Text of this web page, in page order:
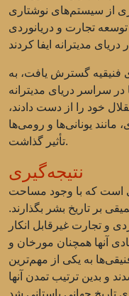
از سیستم‌های نوشتاری
تجارت و دریانوردی
فنیقیه گسترش یافت، به
سراسر دریای مدیترانه
خود را از دست دادند،
یونانی‌ها و رومی‌ها
تأثیر گذاشت.
نتیجه‌گیری
است که با وجود مساحت
بر تاریخ بشر بگذارند.
و تجارت غیرقابل انکار
آنها همچنان مورخان و
به یکی از مهم‌ترین
و بدین ترتیب تمدن آنها